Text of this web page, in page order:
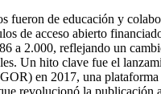
fueron de educación y
de acceso abierto
a 2.000, reflejando un
Un hito clave fue el
en 2017, una